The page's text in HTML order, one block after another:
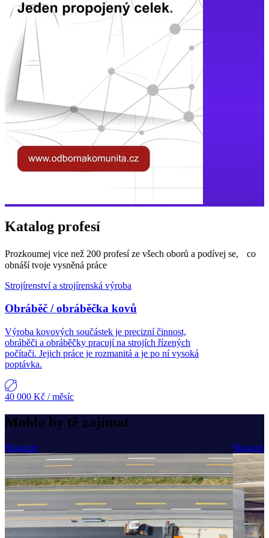
Katalog profesí
Prozkoumej vice než 200 profesí ze všech oborů a podívej se, co
obnáší tvoje vysněná práce
Strojírenství a strojírenská výroba
Obráběč / obráběčka kovů
Výroba kovových součástek je precizní činnost,
obráběči a obráběčky pracují na strojích řízených
počítači. Jejich práce je rozmanitá a je po ní vysoká
poptávka.
40 000 Kč / měsíc
Mohlo by tě zajímat
Magazín Magazín